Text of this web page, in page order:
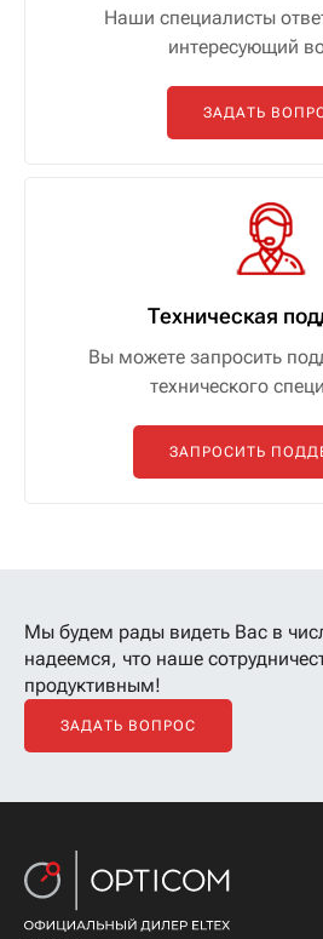
Наши специалисты
интересующий
ЗАДАТЬ
Техническая
Вы можете запросить
технического
ЗАПРОСИТЬ
Мы будем рады видеть Вас в
надеемся, что наше
продуктивным!
ЗАДАТЬ ВОПРОС